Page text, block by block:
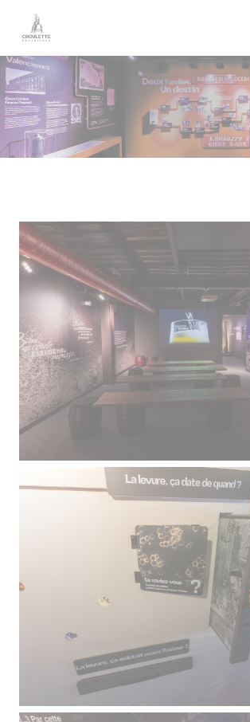
Πίνακας διαχείρισης "Μπισκότων" (Cookies)